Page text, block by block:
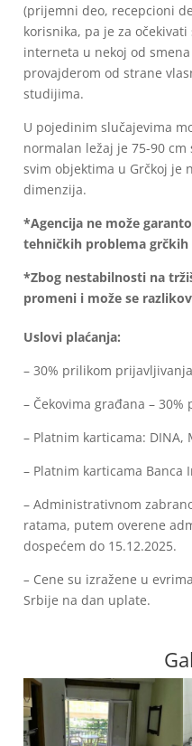
(prijemni deo, recepcioni
korisnika, pa je za
interneta u nekoj od
provajderom od strane
studijima.
U pojedinim slučajevima
normalan ležaj je 75-90 cm
svim objektima u Grčkoj je
dimenzija.
*Agencija ne može
tehničkih problema grčkih
*Zbog nestabilnosti na
promeni i može se
Uslovi plaćanja:
– 30% prilikom
– Čekovima građana –
– Platnim karticama: DINA,
– Platnim karticama Banca
– Administrativnom
ratama, putem overene
dospećem do 15.12.2025.
– Cene su izražene u
Srbije na dan uplate.